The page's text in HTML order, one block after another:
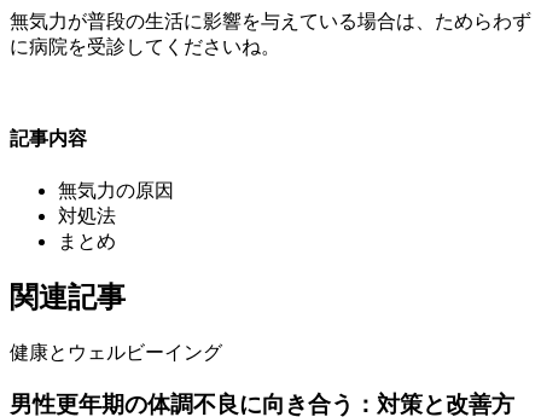
無気力が普段の生活に影響を与えている場合は、ためらわず
に病院を受診してくださいね。
記事内容
無気力の原因
対処法
まとめ
関連記事
健康とウェルビーイング
男性更年期の体調不良に向き合う：対策と改善方